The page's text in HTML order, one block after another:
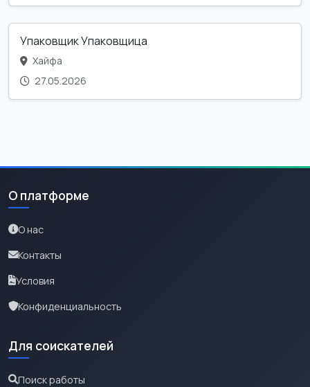
Упаковщик Упаковщица
Хайфа
27.05.2026
О платформе
О нас
Контакты
Условия
Конфиденциальность
Для соискателей
Поиск работы